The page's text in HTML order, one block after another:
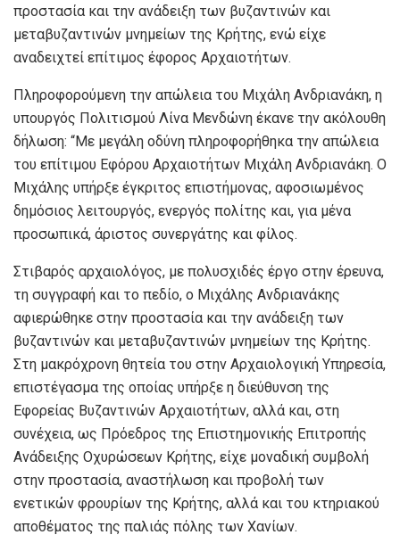
προστασία και την ανάδειξη των βυζαντινών και
μεταβυζαντινών μνημείων της Κρήτης, ενώ είχε
αναδειχτεί επίτιμος έφορος Αρχαιοτήτων.
Πληροφορούμενη την απώλεια του Μιχάλη Ανδριανάκη, η
υπουργός Πολιτισμού Λίνα Μενδώνη έκανε την ακόλουθη
δήλωση: “Με μεγάλη oδύνη πληροφορήθηκα την απώλεια
του επίτιμου Εφόρου Αρχαιοτήτων Μιχάλη Ανδριανάκη. Ο
Μιχάλης υπήρξε έγκριτος επιστήμονας, αφοσιωμένος
δημόσιος λειτουργός, ενεργός πολίτης και, για μένα
προσωπικά, άριστος συνεργάτης και φίλος.
Στιβαρός αρχαιολόγος, με πολυσχιδές έργο στην έρευνα,
τη συγγραφή και το πεδίο, ο Μιχάλης Ανδριανάκης
αφιερώθηκε στην προστασία και την ανάδειξη των
βυζαντινών και μεταβυζαντινών μνημείων της Κρήτης.
Στη μακρόχρονη θητεία του στην Αρχαιολογική Υπηρεσία,
επιστέγασμα της οποίας υπήρξε η διεύθυνση της
Εφορείας Βυζαντινών Αρχαιοτήτων, αλλά και, στη
συνέχεια, ως Πρόεδρος της Επιστημονικής Επιτροπής
Ανάδειξης Οχυρώσεων Κρήτης, είχε μοναδική συμβολή
στην προστασία, αναστήλωση και προβολή των
ενετικών φρουρίων της Κρήτης, αλλά και του κτηριακού
αποθέματος της παλιάς πόλης των Χανίων.